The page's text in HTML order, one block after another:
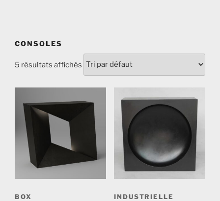
CONSOLES
5 résultats affichés
BOX INDUSTRIELLE